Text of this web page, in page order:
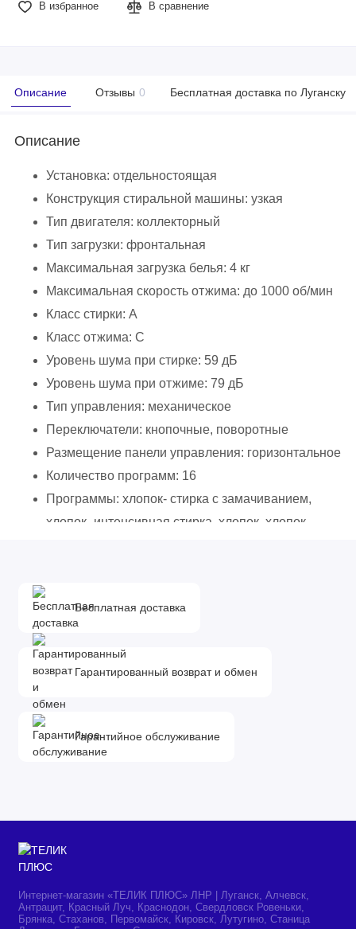
В избранное В сравнение
Описание Отзывы 0 Бесплатная доставка по Луганску
Описание
Установка: отдельностоящая
Конструкция стиральной машины: узкая
Тип двигателя: коллекторный
Тип загрузки: фронтальная
Максимальная загрузка белья: 4 кг
Максимальная скорость отжима: до 1000 об/мин
Класс стирки: A
Класс отжима: C
Уровень шума при стирке: 59 дБ
Уровень шума при отжиме: 79 дБ
Тип управления: механическое
Переключатели: кнопочные, поворотные
Размещение панели управления: горизонтальное
Количество программ: 16
Программы: хлопок- стирка с замачиванием,
хлопок- интенсивная стирка, хлопок, хлопок-
спортивная обувь, полоскание, отжим, слив без
Дополнительные программы: EcoTime, пятна
Количество температурных режимов: 7
Минимальная температура воды: 30 °С
Максимальная температура воды: 90 °С
Индикация окончания стирки: да
Индикация блокировки дверцы: да
Индикация цикла стирки: да
Расход воды за цикл: 39 л
Регулировка скорости отжима: да
Бесплатная доставка
Гарантированный возврат и обмен
Гарантийное обслуживание
Интернет-магазин «ТЕЛИК ПЛЮС» ЛНР | Луганск, Алчевск,
Антрацит, Красный Луч, Краснодон, Свердловск Ровеньки,
Брянка, Стаханов, Первомайск, Кировск, Лутугино, Станица